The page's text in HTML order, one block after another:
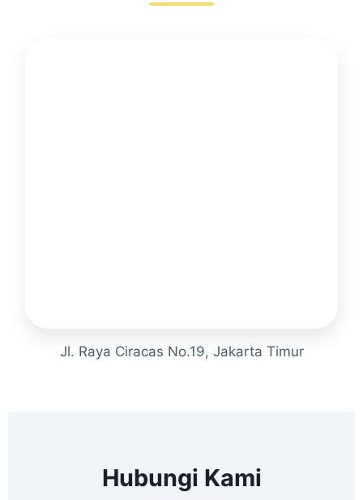
Jl. Raya Ciracas No.19, Jakarta Timur
Hubungi Kami